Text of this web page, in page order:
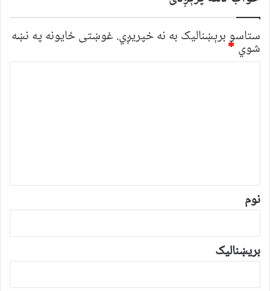
ستاسو برېښناليک به نه خپريږي. غوښتى ځایونه په نښه
شوي *
*
نوم
بریښنالیک